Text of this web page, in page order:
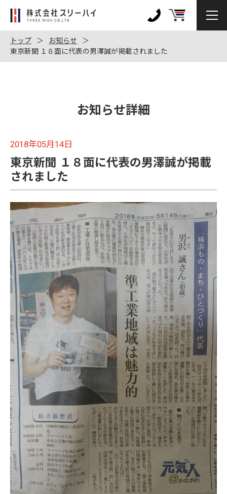
株
会
社
ス
128
トップ
お知らせ
東京新聞 １８面に代表の男澤誠が掲載されました
お知らせ詳細
2018年05月14日
東京新聞 １８面に代表の男澤誠が掲載
されました